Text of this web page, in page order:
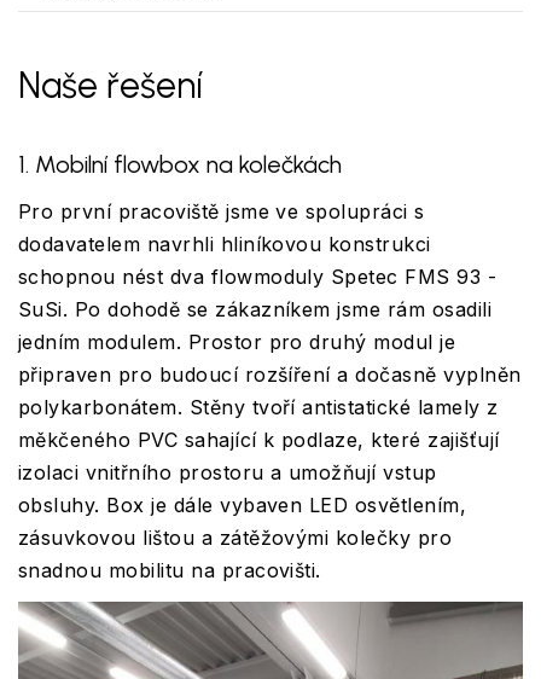
Naše řešení
1. Mobilní flowbox na kolečkách
Pro první pracoviště jsme ve spolupráci s
dodavatelem navrhli hliníkovou konstrukci
schopnou nést dva flowmoduly Spetec FMS 93 -
SuSi. Po dohodě se zákazníkem jsme rám osadili
jedním modulem. Prostor pro druhý modul je
připraven pro budoucí rozšíření a dočasně vyplněn
polykarbonátem. Stěny tvoří antistatické lamely z
měkčeného PVC sahající k podlaze, které zajišťují
izolaci vnitřního prostoru a umožňují vstup
obsluhy. Box je dále vybaven LED osvětlením,
zásuvkovou lištou a zátěžovými kolečky pro
snadnou mobilitu na pracovišti.